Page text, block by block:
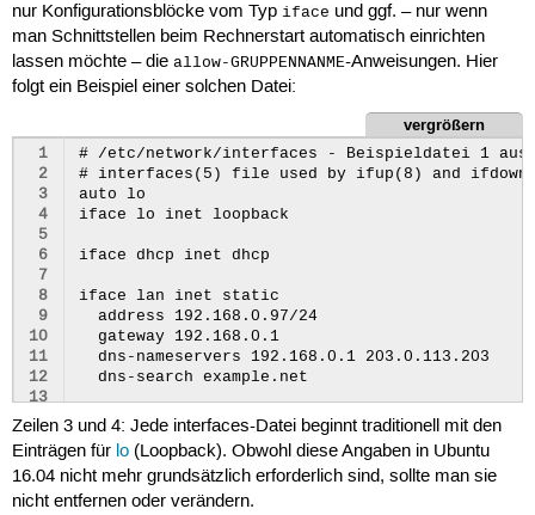
nur Konfigurationsblöcke vom Typ iface und ggf. – nur wenn
man Schnittstellen beim Rechnerstart automatisch einrichten
lassen möchte – die allow-GRUPPENNANME-Anweisungen. Hier
folgt ein Beispiel einer solchen Datei:
vergrößern
1
2
3
4
5
6
7
8
9
10
11
12
13
14
16
17
18
# /etc/network/interfaces - Beispieldatei 1 aus
# interfaces(5) file used by ifup(8) and
auto lo
iface lo inet loopback
iface dhcp inet dhcp
iface lan inet static
  address 192.168.0.97/24
  gateway 192.168.0.1
  dns-nameservers 192.168.0.1 203.0.113.203
  dns-search example.net
iface enp63s0 inet manual
# hwaddress     12:34:56:78:9a:bc
  up            dhclient $IFACE
auto enp63s0
Zeilen 3 und 4: Jede interfaces-Datei beginnt traditionell mit den
Einträgen für lo(Loopback). Obwohl diese Angaben in Ubuntu
16.04 nicht mehr grundsätzlich erforderlich sind, sollte man sie
nicht entfernen oder verändern.